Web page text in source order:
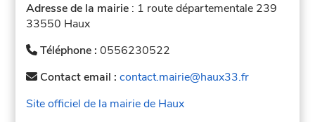
Adresse de la mairie : 1 route départementale 239
33550 Haux
Téléphone :0556230522
Contact email :contact.mairie@haux33.fr
Site officiel de la mairie de Haux